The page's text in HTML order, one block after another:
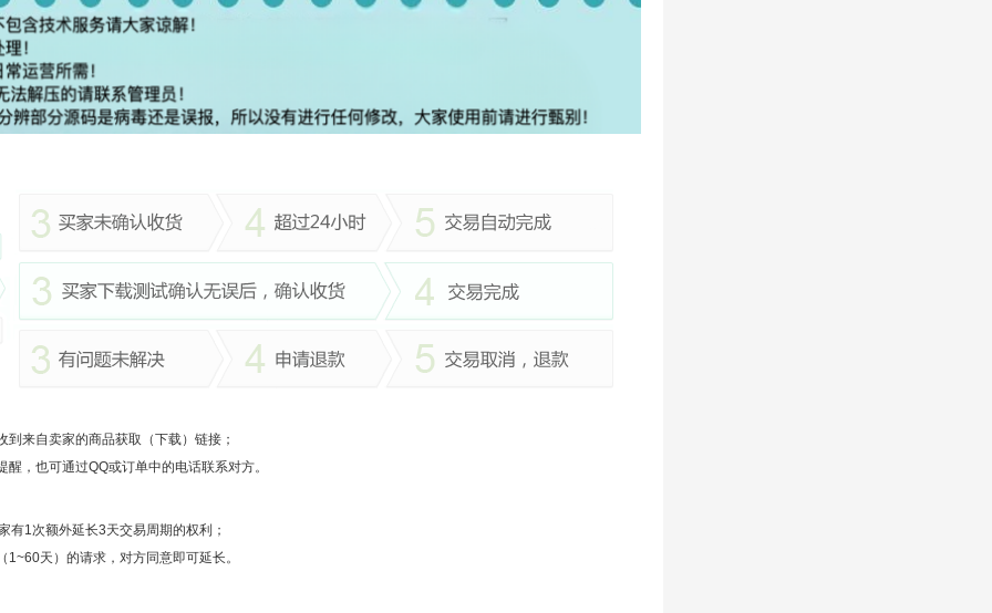
来自卖家的商品获取（下载）链接；
，也可通过QQ或订单中的电话联系对方。
有1次额外延长3天交易周期的权利；
天）的请求，对方同意即可延长。